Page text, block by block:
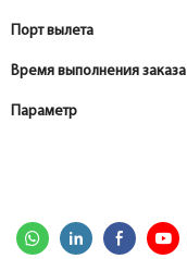
Порт вылета
Время выполнения заказа
Параметр